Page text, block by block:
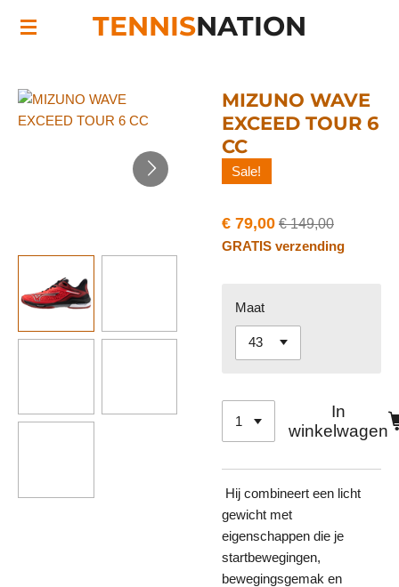
Ga
direct
hoofdinhoud
TENNISNATION
MIZUNO WAVE
EXCEED TOUR 6
CC
Sale!
€ 79,00 € 149,00
GRATIS verzending
Maat
In
winkelwagen
Hij combineert een licht
gewicht met
eigenschappen die je
startbewegingen,
bewegingsgemak en